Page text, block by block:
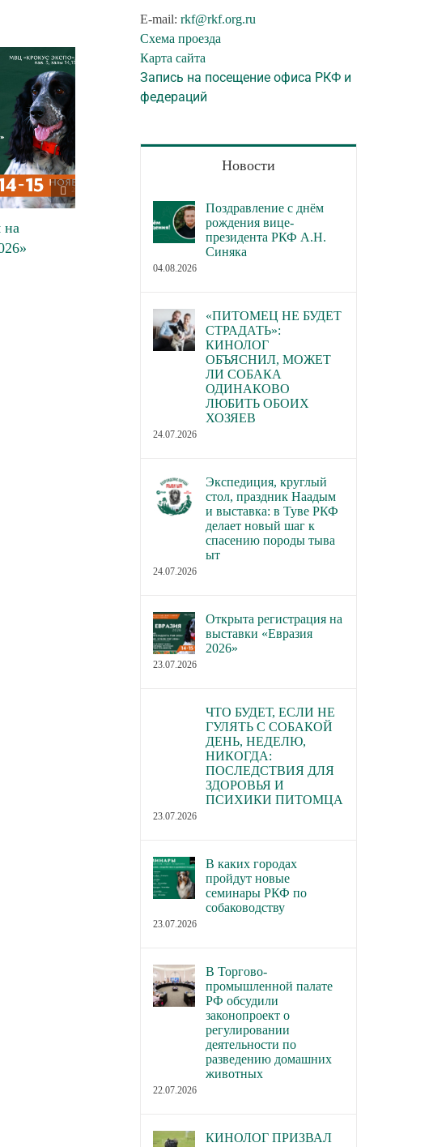
на
В каких городах пройдут новые
семинары РКФ по собаководству
домашних
E-mail: rkf@rkf.org.ru
Схема проезда
Карта сайта
Запись на посещение офиса РКФ и
федераций
Новости
Поздравление с днём
рождения вице-
президента РКФ А.Н.
Синяка
04.08.2026
«ПИТОМЕЦ НЕ БУДЕТ
СТРАДАТЬ»:
КИНОЛОГ
ОБЪЯСНИЛ, МОЖЕТ
ЛИ СОБАКА
ОДИНАКОВО
ЛЮБИТЬ ОБОИХ
ХОЗЯЕВ
24.07.2026
Экспедиция, круглый
стол, праздник Наадым
и выставка: в Туве РКФ
делает новый шаг к
спасению породы тыва
ыт
24.07.2026
Открыта регистрация на
выставки «Евразия
2026»
23.07.2026
ЧТО БУДЕТ, ЕСЛИ НЕ
ГУЛЯТЬ С СОБАКОЙ
ДЕНЬ, НЕДЕЛЮ,
НИКОГДА:
ПОСЛЕДСТВИЯ ДЛЯ
ЗДОРОВЬЯ И
ПСИХИКИ ПИТОМЦА
23.07.2026
В каких городах
пройдут новые
семинары РКФ по
собаководству
23.07.2026
В Торгово-
промышленной палате
РФ обсудили
законопроект о
регулировании
деятельности по
разведению домашних
животных
22.07.2026
КИНОЛОГ ПРИЗВАЛ